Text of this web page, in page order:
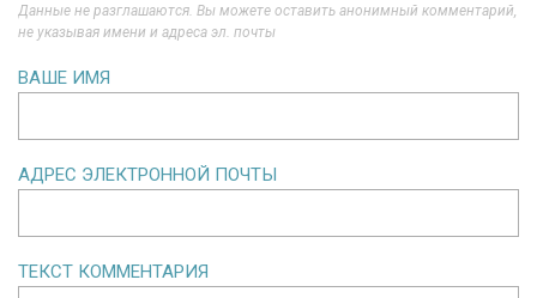
Данные не разглашаются. Вы можете оставить анонимный комментарий,
не указывая имени и адреса эл. почты
ВАШЕ ИМЯ
АДРЕС ЭЛЕКТРОННОЙ ПОЧТЫ
ТЕКСТ КОММЕНТАРИЯ